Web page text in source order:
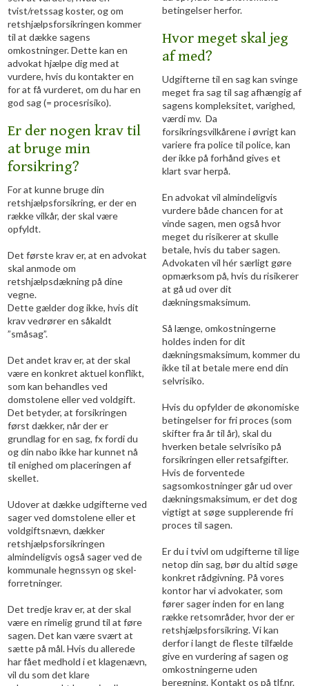
tvist/retssag koster, og om
retshjælpsforsikringen kommer
til at dække sagens
omkostninger. Dette kan en
advokat hjælpe dig med at
vurdere, hvis du kontakter en
for at få vurderet, om du har en
god sag (= procesrisiko).
Er der nogen krav til
at bruge min
forsikring?
For at kunne bruge din
retshjælpsforsikring, er der en
række vilkår, der skal være
opfyldt.
Det første krav er, at en advokat
skal anmode om
retshjælpsdækning på dine
vegne.
Dette gælder dog ikke, hvis dit
krav vedrører en såkaldt
”småsag”.
Det andet krav er, at der skal
være en konkret aktuel konflikt,
som kan behandles ved
domstolene eller ved voldgift.
Det betyder, at forsikringen
først dækker, når der er
grundlag for en sag, fx fordi du
og din nabo ikke har kunnet nå
til enighed om placeringen af
skellet.
Udover at dække udgifterne ved
sager ved domstolene eller et
voldgiftsnævn, dækker
retshjælpsforsikringen
almindeligvis også sager ved de
kommunale hegnssyn og skel-
forretninger.
Det tredje krav er, at der skal
være en rimelig grund til at føre
sagen. Det kan være svært at
sætte på mål. Hvis du allerede
har fået medhold i et klagenævn,
vil du som det klare
betingelser herfor.
Hvor meget skal jeg
af med?
Udgifterne til en sag kan svinge
meget fra sag til sag afhængig af
sagens kompleksitet, varighed,
værdi mv. Da
forsikringsvilkårene i øvrigt kan
variere fra police til police, kan
der ikke på forhånd gives et
klart svar herpå.
En advokat vil almindeligvis
vurdere både chancen for at
vinde sagen, men også hvor
meget du risikerer at skulle
betale, hvis du taber sagen.
Advokaten vil hér særligt gøre
opmærksom på, hvis du risikerer
at gå ud over dit
dækningsmaksimum.
Så længe, omkostningerne
holdes inden for dit
dækningsmaksimum, kommer du
ikke til at betale mere end din
selvrisiko.
Hvis du opfylder de økonomiske
betingelser for fri proces (som
skifter fra år til år), skal du
hverken betale selvrisiko på
forsikringen eller retsafgifter.
Hvis de forventede
sagsomkostninger går ud over
dækningsmaksimum, er det dog
vigtigt at søge supplerende fri
proces til sagen.
Er du i tvivl om udgifterne til lige
netop din sag, bør du altid søge
konkret rådgivning. På vores
kontor har vi advokater, som
fører sager inden for en lang
række retsområder, hvor der er
retshjælpsforsikring. Vi kan
derfor i langt de fleste tilfælde
give en vurdering af sagen og
omkostningerne uden
beregning. Kontakt os på tlf.nr.